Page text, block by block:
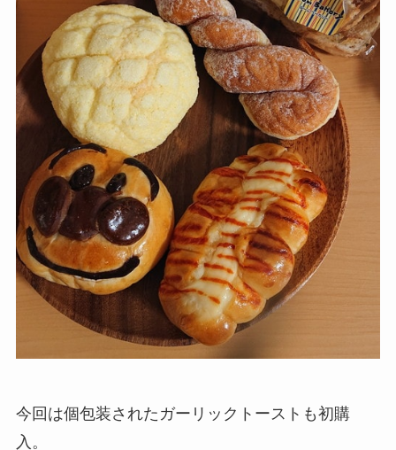
今回は個包装されたガーリックトーストも初購
入。